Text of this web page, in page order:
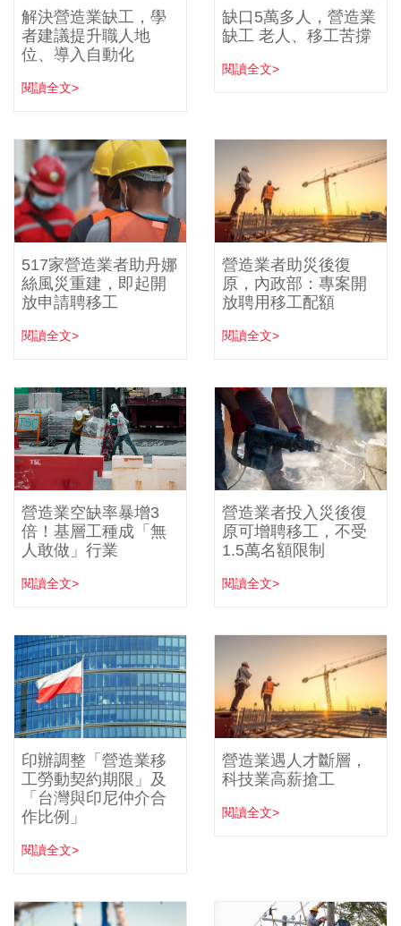
解決營造業缺工，學
者建議提升職人地
位、導入自動化
閱讀全文>
缺口5萬多人，營造業
缺工 老人、移工苦撐
閱讀全文>
517家營造業者助丹娜
絲風災重建，即起開
放申請聘移工
閱讀全文>
營造業者助災後復
原，內政部：專案開
放聘用移工配額
閱讀全文>
營造業空缺率暴增3
倍！基層工種成「無
人敢做」行業
閱讀全文>
營造業者投入災後復
原可增聘移工，不受
1.5萬名額限制
閱讀全文>
印辦調整「營造業移
工勞動契約期限」及
「台灣與印尼仲介合
作比例」
閱讀全文>
營造業遇人才斷層，
科技業高薪搶工
閱讀全文>